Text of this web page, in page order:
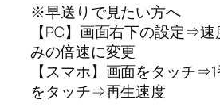
※早送りで見たい方へ
【PC】画面右下の設定⇒
みの倍速に変更
【スマホ】画面をタッチ
をタッチ⇒再生速度